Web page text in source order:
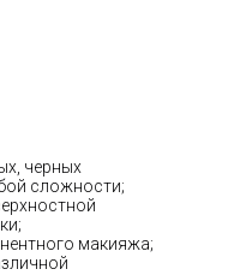
черных
сложности;
макияжа;